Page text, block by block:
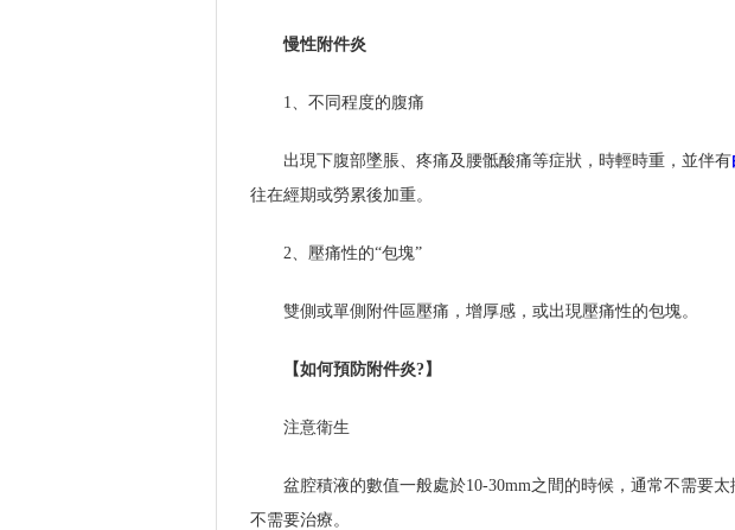
慢性附件炎
1、不同程度的腹痛
出現下腹部墜脹、疼痛及腰骶酸痛等症狀，時輕時重，並伴有
往在經期或勞累後加重。
2、壓痛性的“包塊”
雙側或單側附件區壓痛，增厚感，或出現壓痛性的包塊。
【如何預防附件炎?】
注意衛生
盆腔積液的數值一般處於10-30mm之間的時候，通常不需要
不需要治療。